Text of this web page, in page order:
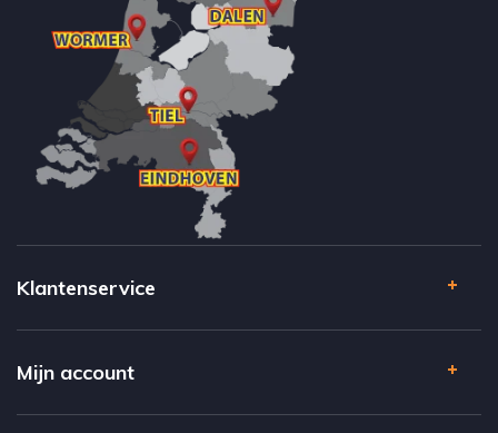
Klantenservice
Mijn account